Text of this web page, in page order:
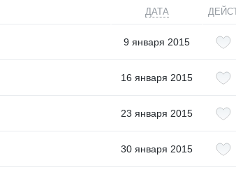
ДАТА
9 января 2015
16 января 2015
23 января 2015
30 января 2015